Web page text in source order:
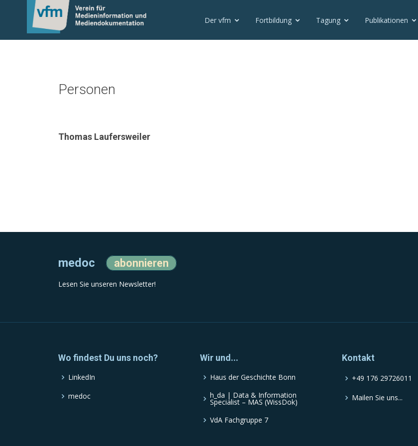
Der vfm Fortbildung Tagung Publikationen
Personen
Thomas Laufersweiler
medoc abonnieren
Lesen Sie unseren Newsletter!
Wo findest Du uns noch?
LinkedIn
medoc
Wir und...
Haus der Geschichte Bonn
h_da | Data & Information
Specialist – MAS (WissDok)
VdA Fachgruppe 7
Kontakt
+49 176 29726011
Mailen Sie uns...